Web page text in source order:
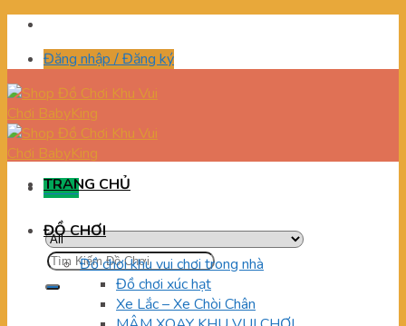
Skip
contentĐăng nhập / Đăng ký
Menu
Tìm
kiếm:
TRANG CHỦ
ĐỒ CHƠI
Đồ chơi khu vui chơi trong nhà
Đồ chơi xúc hạt
Xe Lắc – Xe Chòi Chân